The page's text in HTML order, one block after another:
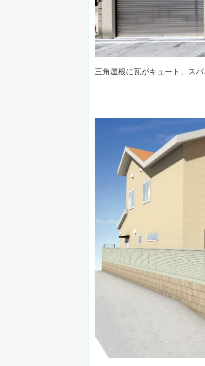
三角屋根に瓦がキュート、ス